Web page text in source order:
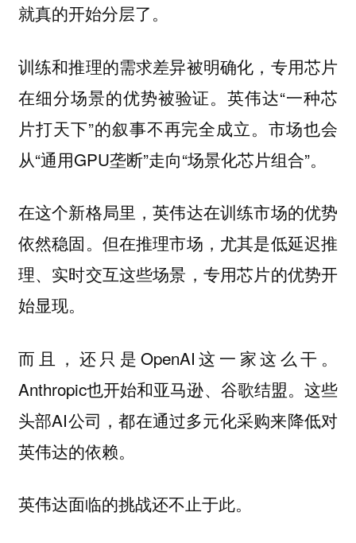
就真的开始分层了。
训练和推理的需求差异被明确化，专用芯片
在细分场景的优势被验证。英伟达“一种芯
片打天下”的叙事不再完全成立。市场也会
从“通用GPU垄断”走向“场景化芯片组合”。
在这个新格局里，英伟达在训练市场的优势
依然稳固。但在推理市场，尤其是低延迟推
理、实时交互这些场景，专用芯片的优势开
始显现。
而且，还只是OpenAI这一家这么干。
Anthropic也开始和亚马逊、谷歌结盟。这些
头部AI公司，都在通过多元化采购来降低对
英伟达的依赖。
英伟达面临的挑战还不止于此。